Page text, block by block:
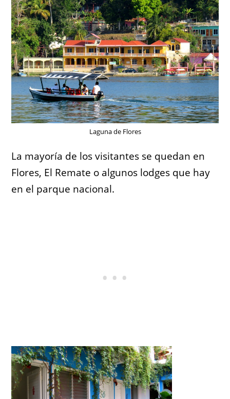
Laguna de Flores
La mayoría de los visitantes se quedan en
Flores, El Remate o algunos lodges que hay
en el parque nacional.